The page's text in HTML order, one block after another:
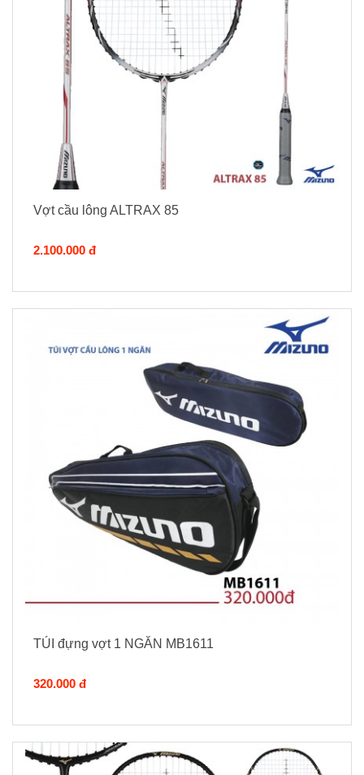
Vợt cầu lông ALTRAX 85
2.100.000 đ
TÚI đựng vợt 1 NGĂN MB1611
320.000 đ